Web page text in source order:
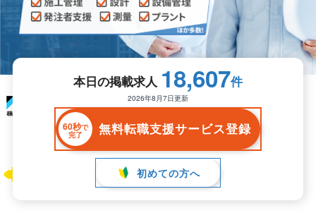
本日の掲載求人 18,607件
2026年8月7日更新
60秒で
完了 無料転職支援サービス登録
初めての方へ